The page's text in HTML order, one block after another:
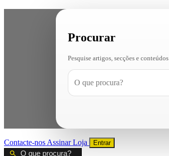
Procurar
Pesquise artigos, secções e conteúdos
Contacte-nos AssinarLoja Entrar